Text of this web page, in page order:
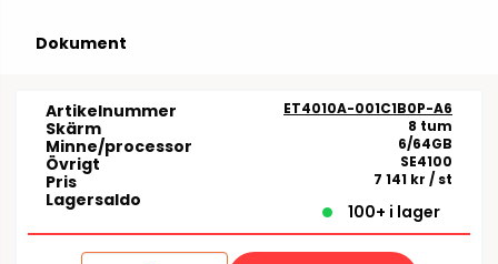
Dokument
Artikelnummer ET4010A-001C1B0P-A6
Skärm 8 tum
Minne/processor 6/64GB
Övrigt SE4100
Pris 7 141 kr / st
Lagersaldo
100+ i lager